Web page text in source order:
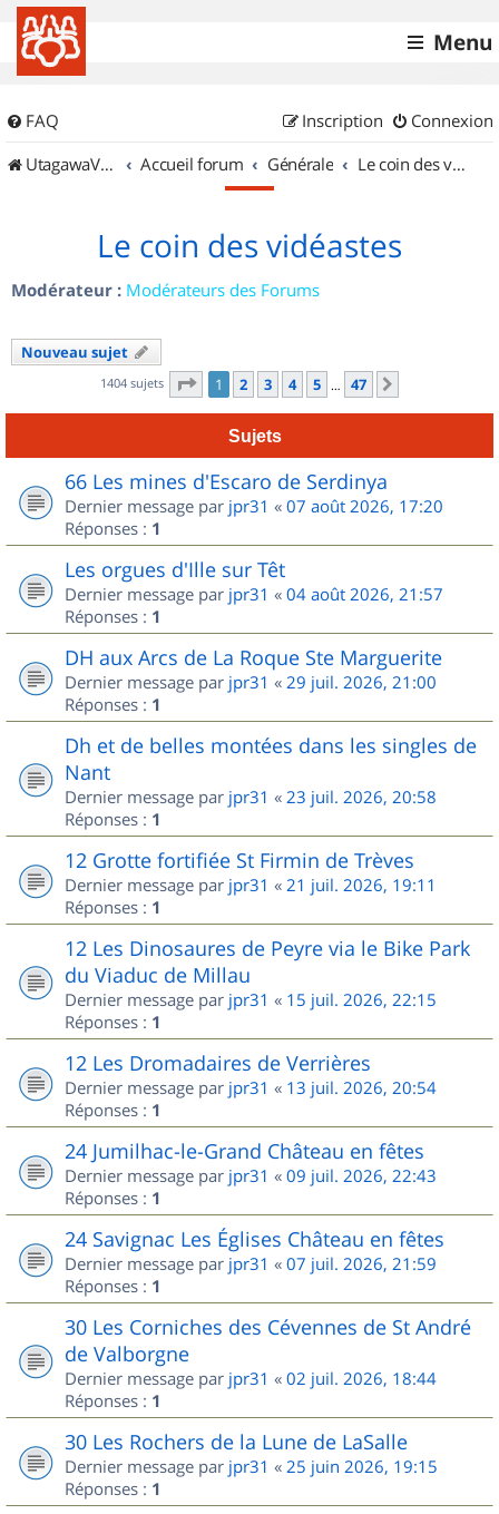
Menu
FAQ Connexion
Inscription
UtagawaVTT (Randos VTT et VTTAE avec traces GPS)
Accueil forum Générale Le coin des vidéastes
Le coin des vidéastes
Modérateur : Modérateurs des Forums
Nouveau sujet
1404 sujets Page 1sur
1 2 3 4 5 … 47
Sujets
66 Les mines d'Escaro de Serdinya
Dernier message par jpr31 « 07 août 2026, 17:20
Réponses : 1
Les orgues d'Ille sur Têt
Dernier message par jpr31 « 04 août 2026, 21:57
Réponses : 1
DH aux Arcs de La Roque Ste Marguerite
Dernier message par jpr31 « 29 juil. 2026, 21:00
Réponses : 1
Dh et de belles montées dans les singles de
Nant
Dernier message par jpr31 « 23 juil. 2026, 20:58
Réponses : 1
12 Grotte fortifiée St Firmin de Trèves
Dernier message par jpr31 « 21 juil. 2026, 19:11
Réponses : 1
12 Les Dinosaures de Peyre via le Bike Park
du Viaduc de Millau
Dernier message par jpr31 « 15 juil. 2026, 22:15
Réponses : 1
12 Les Dromadaires de Verrières
Dernier message par jpr31 « 13 juil. 2026, 20:54
Réponses : 1
24 Jumilhac-le-Grand Château en fêtes
Dernier message par jpr31 « 09 juil. 2026, 22:43
Réponses : 1
24 Savignac Les Églises Château en fêtes
Dernier message par jpr31 « 07 juil. 2026, 21:59
Réponses : 1
30 Les Corniches des Cévennes de St André
de Valborgne
Dernier message par jpr31 « 02 juil. 2026, 18:44
Réponses : 1
30 Les Rochers de la Lune de LaSalle
Dernier message par jpr31 « 25 juin 2026, 19:15
Réponses : 1